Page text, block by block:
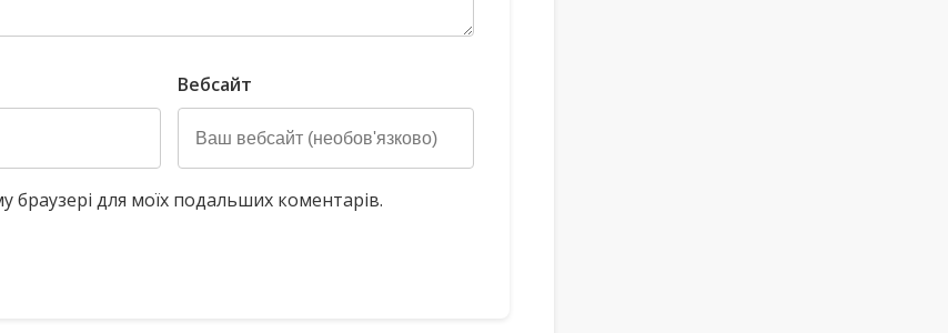
Вебсайт
браузері для моїх подальших коментарів.